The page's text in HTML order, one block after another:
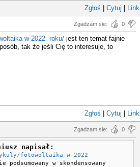
Zgłoś Cytuj Link
Zgadzam sie: 0
w-2022 -roku/ jest ten temat fajnie
tak że jeśli Cię to interesuje, to
Zgłoś Cytuj Link
Zgadzam sie: 0
napisał:
fotowoltaika-w-2022
w skondensowany